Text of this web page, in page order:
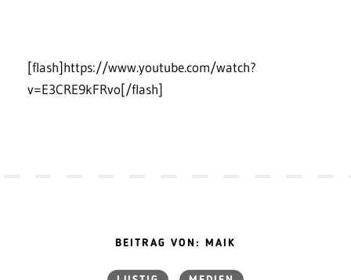
[flash]https://www.youtube.com/watch?
v=E3CRE9kFRvo[/flash]
BEITRAG VON: MAIK